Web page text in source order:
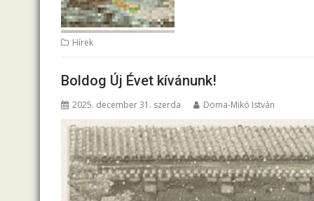
Hírek
Boldog Új Évet kívánunk!
2025. december 31. szerda Doma-Mikó István